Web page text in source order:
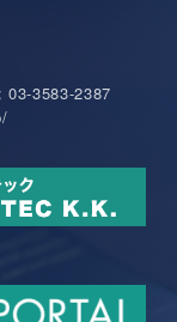
3583-2387